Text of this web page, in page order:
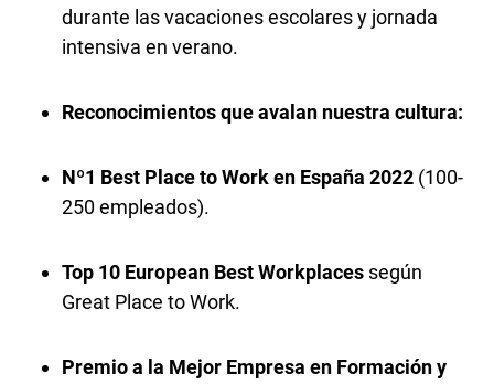
durante las vacaciones escolares y jornada
intensiva en verano.
Reconocimientos que avalan nuestra cultura:
Nº1 Best Place to Work en España 2022 (100-
250 empleados).
Top 10 European Best Workplaces según
Great Place to Work.
Premio a la Mejor Empresa en Formación y